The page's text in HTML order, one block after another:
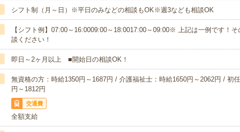
シフト制（月～日）※平日のみなどの相談もOK※週3なども相談OK
【シフト例】07:00～16:0009:00～18:0017:00～09:00※ 上記は一例です！
談ください！
即日～2ヶ月以上 ■開始日の相談OK！
無資格の方：時給1350円～1687円 / 介護福祉士：時給1650円～2062円 / 初
円～1812円
交通費
全額支給